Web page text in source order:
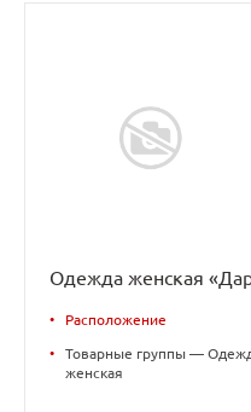
Одежда женская
• Расположение
•
Товарные группы —
женская